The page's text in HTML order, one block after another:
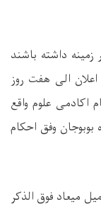
داشته باشند
اعلان الی هفت روز
اکادمی علوم واقع
وفق احکام
میعاد فوق الذکر